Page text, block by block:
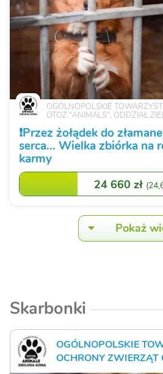
OGÓLNOPOLSKIE
OTOZ "ANIMALS", ODDZIAŁ
❗️Przez żołądek do
serca... Wielka zbiórka na
karmy
24 660 zł (
Pokaż
Skarbonki
OGÓLNOPOLSKIE
OCHRONY ZWIERZĄT